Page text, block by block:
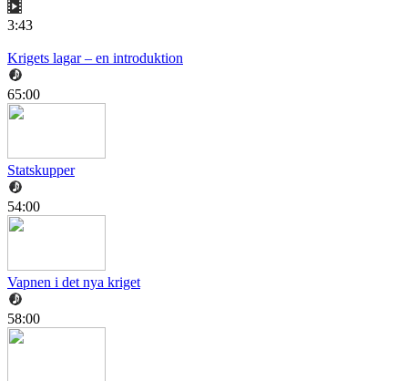
3:43
Krigets lagar – en introduktion
65:00
Statskupper
54:00
Vapnen i det nya kriget
58:00